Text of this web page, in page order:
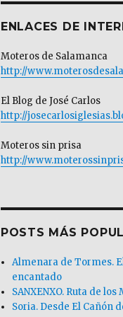
ENLACES DE
Moteros de Salamanca
http://
El Blog de José Carlos
http://
Moteros sin prisa
http://
POSTS MÁS
Almenara de Tormes.
encantado
SANXENXO. Ruta de
Soria. Desde El Cañón